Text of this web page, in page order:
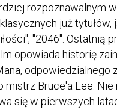
rozpoznawalnym
już tytułów,
"2046". Ostatnią
opowiada historię
odpowiedzialnego
mistrz Bruce'a Lee.
się w pierwszych